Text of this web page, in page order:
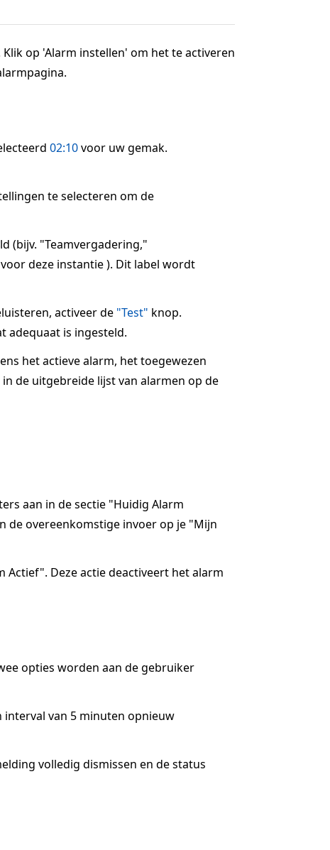
op 'Alarm instellen' om het te activeren
02:10voor uw gemak.
te selecteren om de
(bijv. "Teamvergadering,"
deze instantie ). Dit label wordt
activeer de "Test" knop.
adequaat is ingesteld.
het actieve alarm, het toegewezen
de uitgebreide lijst van alarmen op de
aan in de sectie "Huidig Alarm
de overeenkomstige invoer op je "Mijn
Actief". Deze actie deactiveert het alarm
opties worden aan de gebruiker
interval van 5 minuten opnieuw
volledig dismissen en de status